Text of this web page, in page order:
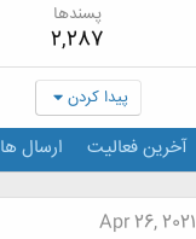
پسندها
2,287
پیدا کردن
آخرین فعالیت ارسال ها
Apr 26, 2021